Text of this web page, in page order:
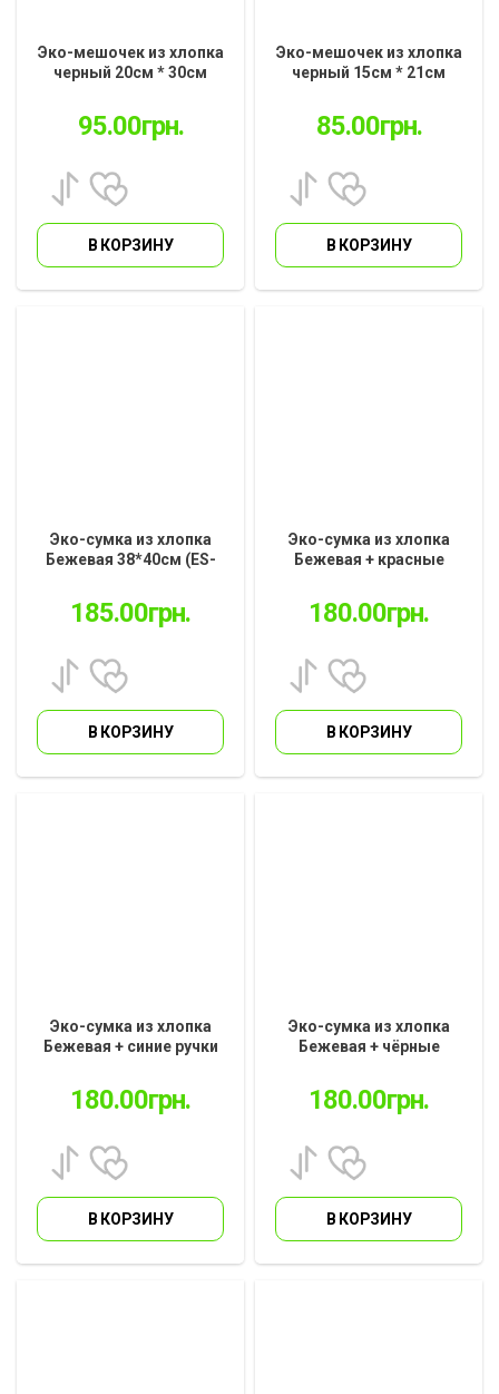
Эко-мешочек из хлопка
черный 20см * 30см
95.00грн.
В КОРЗИНУ
Эко-мешочек из хлопка
черный 15см * 21см
85.00грн.
В КОРЗИНУ
Эко-сумка из хлопка
Бежевая 38*40см (ES-
185.00грн.
В КОРЗИНУ
Эко-сумка из хлопка
Бежевая + красные
01.24.3)
180.00грн.
В КОРЗИНУ
Эко-сумка из хлопка
Бежевая + синие ручки
180.00грн.
В КОРЗИНУ
Эко-сумка из хлопка
Бежевая + чёрные
01.24.1)
180.00грн.
В КОРЗИНУ